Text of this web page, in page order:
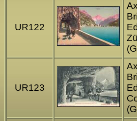
UR122
UR123